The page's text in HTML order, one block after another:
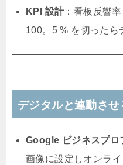
KPI 設計：看板反響
100。5 % を切ったら
デジタルと連動さ
Google ビジネスプロ
画像に設定しオンラ